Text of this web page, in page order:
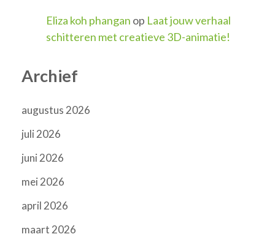
Eliza koh phangan op Laat jouw verhaal
schitteren met creatieve 3D-animatie!
Archief
augustus 2026
juli 2026
juni 2026
mei 2026
april 2026
maart 2026